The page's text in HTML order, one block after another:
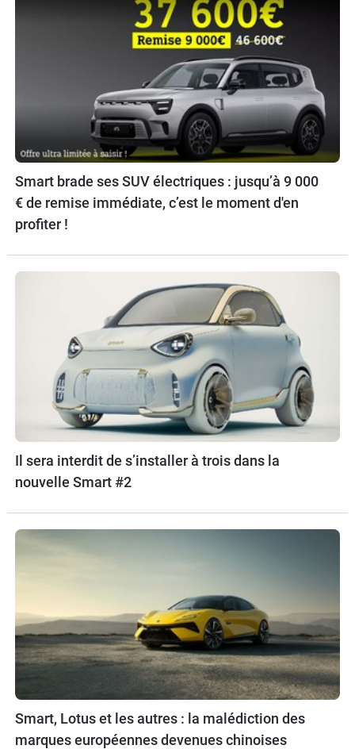
Smart brade ses SUV électriques : jusqu’à 9 000
€ de remise immédiate, c’est le moment d'en
profiter !
Il sera interdit de s’installer à trois dans la
nouvelle Smart #2
Smart, Lotus et les autres : la malédiction des
marques européennes devenues chinoises